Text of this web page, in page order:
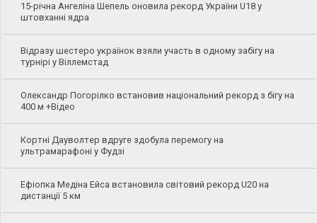
15-річна Ангеліна Шепель оновила рекорд України U18 у
штовханні ядра
Відразу шестеро українок взяли участь в одному забігу на
турнірі у Віллемстад
Олександр Погорілко встановив національний рекорд з бігу на
400 м +Відео
Кортні Дауволтер вдруге здобула перемогу на
ультрамарафоні у Фудзі
Ефіопка Медіна Ейса встановила світовий рекорд U20 на
дистанції 5 км